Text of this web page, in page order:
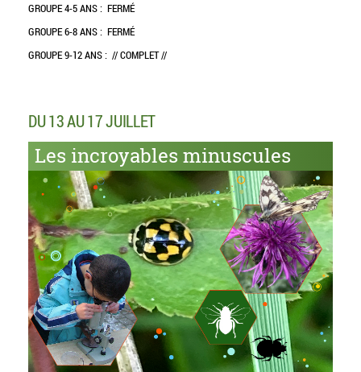
GROUPE 4-5 ANS : FERMÉ
GROUPE 6-8 ANS : FERMÉ
GROUPE 9-12 ANS : // COMPLET //
DU 13 AU 17 JUILLET
Les incroyables minuscules